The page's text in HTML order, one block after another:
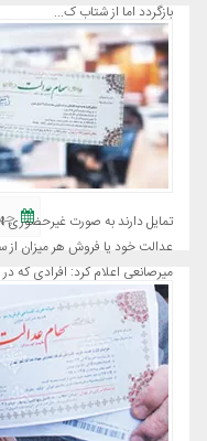
بازگردد اما از شتاب ک...
تمایل دارند به صورت غیرحضوری
عدالت خود یا فروش هر میزان از
میرصانعی اعلام کرد: افرادی که